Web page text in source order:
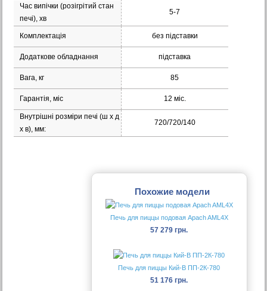
Час випічки (розігрітий стан
печі), хв
5-7
Комплектація без підставки
Додаткове обладнання підставка
Вага, кг 85
Гарантія, міс 12 міс.
Внутрішні розміри печі (ш х д
х в), мм:
720/720/140
Похожие модели
Печь для пиццы подовая Apach AML4Х
57 279 грн.
Печь для пиццы Кий-В ПП-2К-780
51 176 грн.